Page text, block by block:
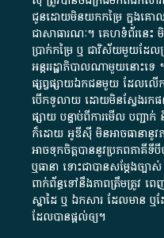
ជូន​ដោយ​មិន​យក​កម្រៃ​ ក្នុង​គោល
ជា​សាធារណៈ​។​ គេហទំព័រ​នេះ​ មិន
ប្រាក់​កម្រៃ​ ឬ​ ជា​វិស័យ​មួយ​ដែល​គ្
អន្តររដ្ឋាភិបាល​ណាមួយ​នោះ​ទេ
ផ្សព្វផ្សាយ​ឯកជន​មួយ​ ដែល​ល
បើក​ទូលាយ​ ដោយ​មិនស្វែង​រក​
ផ្សាយ​ បន្ទាប់​ពី​ការ​មើល​ បញ្ជ
ក៏​ដោយ​ អូ​ឌី​ស៊ី​ មិន​អាច​ធានា​នូវ​
អាច​ទុកចិត្ត​បាននូវ​ប្រភព​ភាគី​ទី​
ឬ​ធានា​ ទោះជា​បាន​សម្តែង​ច្ប
ពាក់ព័ន្ធ​ទៅ​នឹង​ភាព​ត្រឹមត្រូវ​
ស្នាដៃ​ ឬ​ ឯកសារ​ ដែល​មាន​
ដែល​បាន​ផ្តល់​ឲ្យ​។